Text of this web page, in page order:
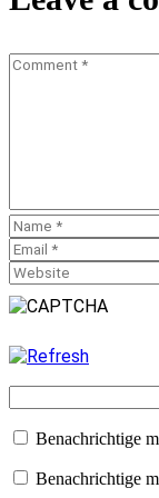
Benachrichtige
Benachrichtige